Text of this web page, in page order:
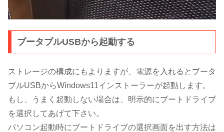
ブータブルUSBから起動する
ストレージの構成にもよりますが、電源を入れるとブータ
ブルUSBからWindows11インストーラーが起動します。
もし、うまく起動しない場合は、明示的にブートドライブ
を選択してあげて下さい。
パソコン起動時にブートドライブの選択画面を出す方法は